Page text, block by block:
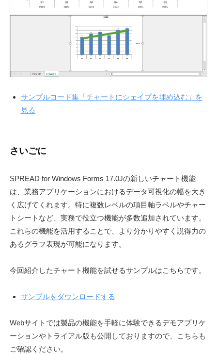
サンプルコード集「チャートにシェイプを埋め込む」を
見る
さいごに
SPREAD for Windows Forms 17.0Jの新しいチャート機能
は、業務アプリケーションにおけるデータ可視化の幅を大き
く広げてくれます。特に複数レベルの項目軸ラベルやチャー
トシートなど、実務で役立つ機能が多数追加されています。
これらの機能を活用することで、より分かりやすく説得力の
あるグラフ表現が可能になります。
今回紹介したチャート機能を試せるサンプルはこちらです。
サンプルをダウンロードする
Webサイトでは製品の機能を手軽に体験できるデモアプリケ
ーションやトライアル版も公開しておりますので、こちらも
ご確認ください。